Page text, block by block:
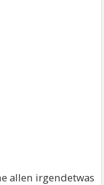
allen irgendetwas